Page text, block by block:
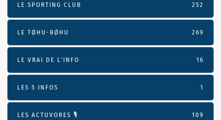
LE SPORTING CLUB 252
LE TØHU-BØHU 269
LE VRAI DE L’INFO 16
LES 5 INFOS 1
LES ACTUVORES 🎙 109